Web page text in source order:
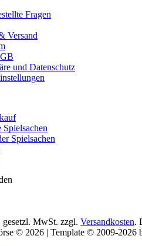
Fragen
Versand
und Datenschutz
Spielsachen
Spielsachen
MwSt. zzgl. Versandkosten.
© 2026 | Template © 2009-2026